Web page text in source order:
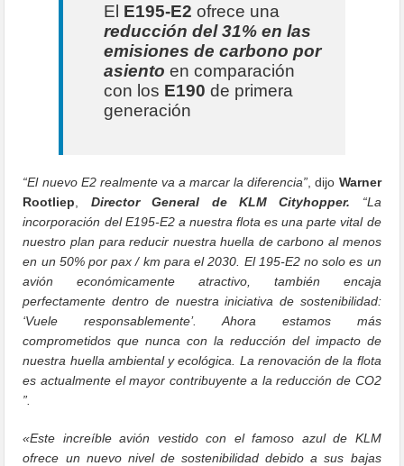
El E195-E2 ofrece una
reducción del 31% en las
emisiones de carbono por
asiento en comparación
con los E190de primera
generación
“El nuevo E2 realmente va a marcar la diferencia” , dijo Warner
Rootliep
Director General de KLM Cityhopper.
“La
incorporación del E195-E2 a nuestra flota es una parte vital de
nuestro plan para reducir nuestra huella de carbono al menos
en un 50% por pax / km para el 2030. El 195-E2 no solo es un
avión económicamente atractivo, también encaja
perfectamente dentro de nuestra iniciativa de sostenibilidad:
‘Vuele responsablemente’. Ahora estamos más
comprometidos que nunca con la reducción del impacto de
nuestra huella ambiental y ecológica. La renovación de la flota
es actualmente el mayor contribuyente a la reducción de CO2
”.
«Este increíble avión vestido con el famoso azul de KLM
ofrece un nuevo nivel de sostenibilidad debido a sus bajas